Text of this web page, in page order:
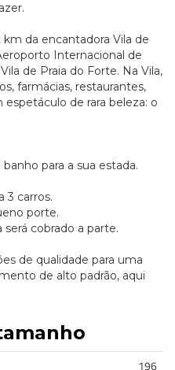
km da encantadora Vila de
Internacional de
de Praia do Forte. Na Vila,
farmácias, restaurantes,
de rara beleza: o
para a sua estada.
3 carros.
porte.
cobrado a parte.
de qualidade para uma
de alto padrão, aqui
196